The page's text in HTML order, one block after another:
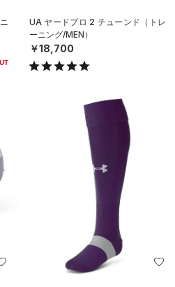
UA ヤードプロ 2 チューンド（トレ
ーニング/MEN）
￥18,700